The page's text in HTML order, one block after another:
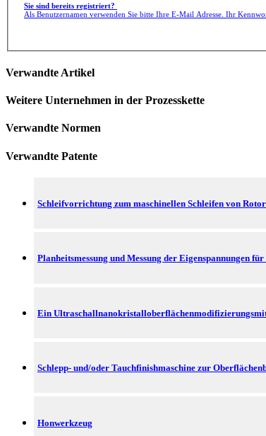
Sie sind bereits registriert?
Als Benutzernamen verwenden Sie bitte Ihre E-Mail Adresse. Ihr
Verwandte Artikel
Weitere Unternehmen in der Prozesskette
Verwandte Normen
Verwandte Patente
Schleifvorrichtung zum maschinellen Schleifen von
Planheitsmessung und Messung der Eigenspannungen
Ein
Schlepp- und/oder Tauchfinishmaschine zur
Honwerkzeug